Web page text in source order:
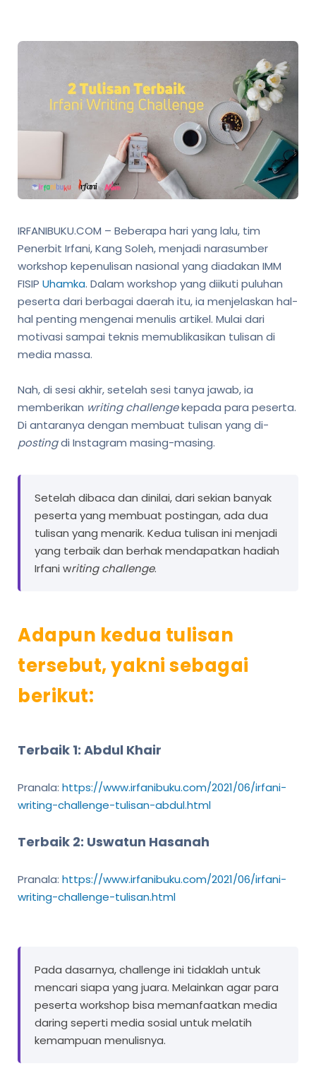
IRFANIBUKU.COM – Beberapa hari yang lalu, tim
Penerbit Irfani, Kang Soleh, menjadi narasumber
workshop kepenulisan nasional yang diadakan IMM
FISIP Uhamka. Dalam workshop yang diikuti puluhan
peserta dari berbagai daerah itu, ia menjelaskan hal-
hal penting mengenai menulis artikel. Mulai dari
motivasi sampai teknis memublikasikan tulisan di
media massa.
Nah, di sesi akhir, setelah sesi tanya jawab, ia
memberikan writing challengekepada para peserta.
Di antaranya dengan membuat tulisan yang di-
postingdi Instagram masing-masing.
Setelah dibaca dan dinilai, dari sekian banyak
peserta yang membuat postingan, ada dua
tulisan yang menarik. Kedua tulisan ini menjadi
yang terbaik dan berhak mendapatkan hadiah
Irfani writing challenge.
Adapun kedua tulisan
tersebut, yakni sebagai
berikut:
Terbaik 1: Abdul Khair
Pranala: https://www.irfanibuku.com/2021/06/irfani-
writing-challenge-tulisan-abdul.html
Terbaik 2: Uswatun Hasanah
Pranala: https://www.irfanibuku.com/2021/06/irfani-
writing-challenge-tulisan.html
Pada dasarnya, challenge ini tidaklah untuk
mencari siapa yang juara. Melainkan agar para
peserta workshop bisa memanfaatkan media
daring seperti media sosial untuk melatih
kemampuan menulisnya.